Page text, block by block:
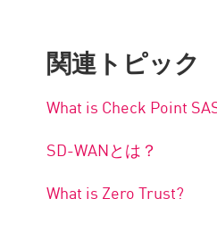
関連トピック
What is Check Point
SD-WANとは？
What is Zero Trust?